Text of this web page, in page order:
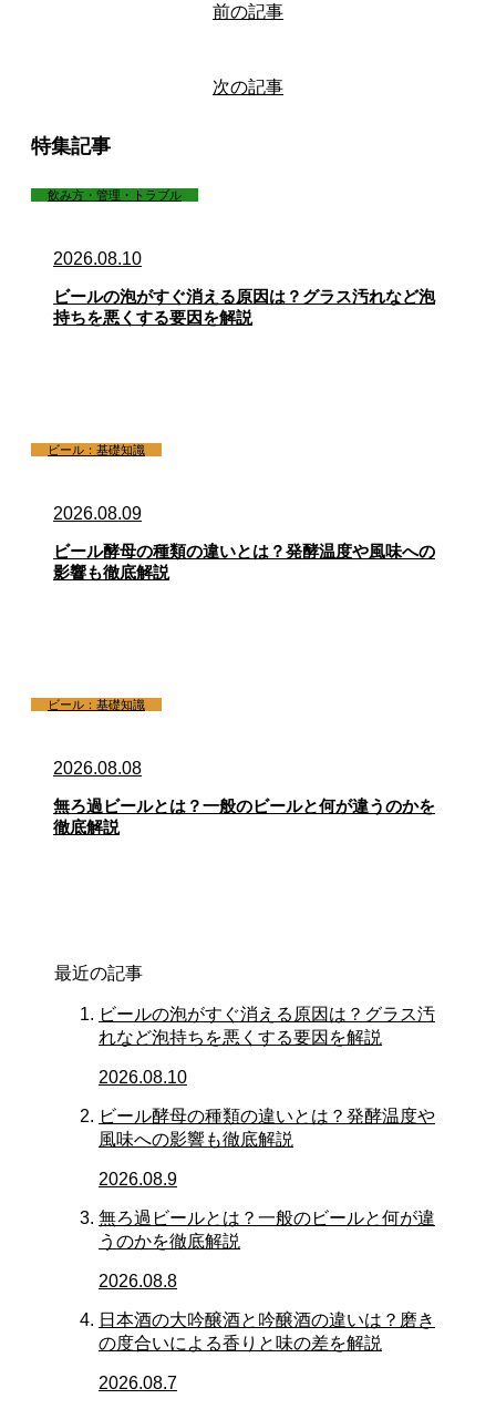
前の記事
次の記事
特集記事
飲み方・管理・トラブル
2026.08.10
ビールの泡がすぐ消える原因は？グラス汚れなど泡
持ちを悪くする要因を解説
ビール：基礎知識
2026.08.09
ビール酵母の種類の違いとは？発酵温度や風味への
影響も徹底解説
ビール：基礎知識
2026.08.08
無ろ過ビールとは？一般のビールと何が違うのかを
徹底解説
最近の記事
ビールの泡がすぐ消える原因は？グラス汚
れなど泡持ちを悪くする要因を解説
2026.08.10
ビール酵母の種類の違いとは？発酵温度や
風味への影響も徹底解説
2026.08.9
無ろ過ビールとは？一般のビールと何が違
うのかを徹底解説
2026.08.8
日本酒の大吟醸酒と吟醸酒の違いは？磨き
の度合いによる香りと味の差を解説
2026.08.7